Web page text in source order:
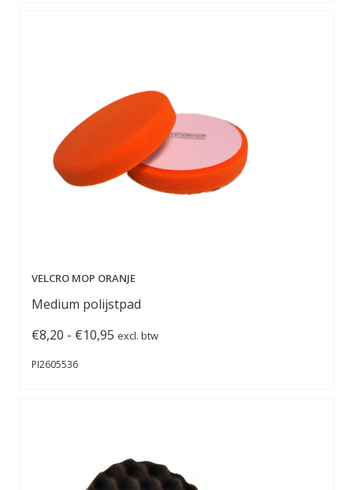
VELCRO MOP ORANJE
Medium polijstpad
€8,20 - €10,95 Prijsklasse:
excl. btw
PI2605536